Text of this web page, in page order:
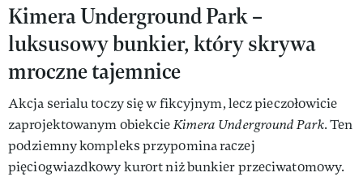
Kimera Underground Park –
luksusowy bunkier, który skrywa
mroczne tajemnice
Akcja serialu toczy się w fikcyjnym, lecz pieczołowicie
zaprojektowanym obiekcieKimera Underground Park. Ten
podziemny kompleks przypomina raczej
pięciogwiazdkowy kurort niż bunkier przeciwatomowy.